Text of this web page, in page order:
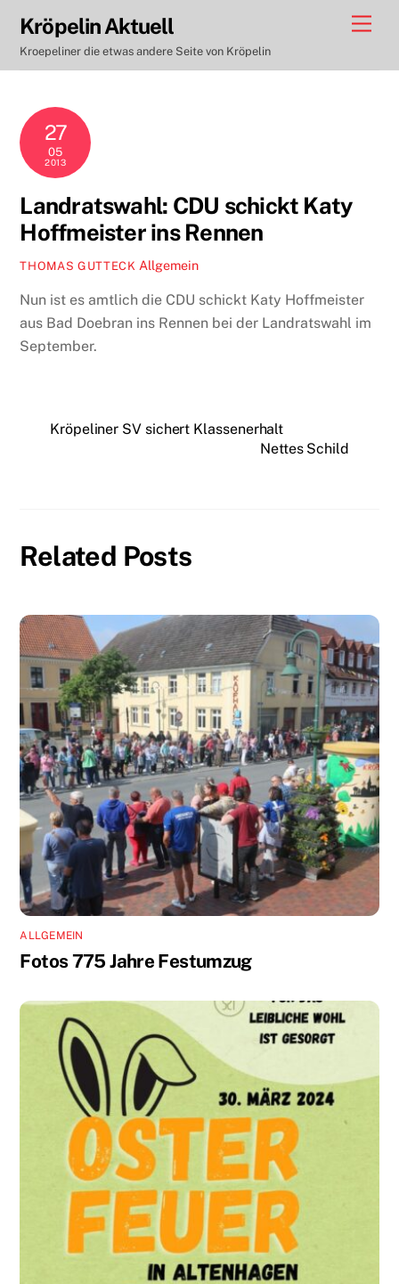
content
Kröpelin Aktuell
Kroepeliner die etwas andere Seite von Kröpelin
27
05
2013
Landratswahl: CDU schickt Katy
Hoffmeister ins Rennen
THOMAS GUTTECK Allgemein
Nun ist es amtlich die CDU schickt Katy Hoffmeister
aus Bad Doebran ins Rennen bei der Landratswahl im
September.
Kröpeliner SV sichert Klassenerhalt
Nettes Schild
Related Posts
ALLGEMEIN
Fotos 775 Jahre Festumzug